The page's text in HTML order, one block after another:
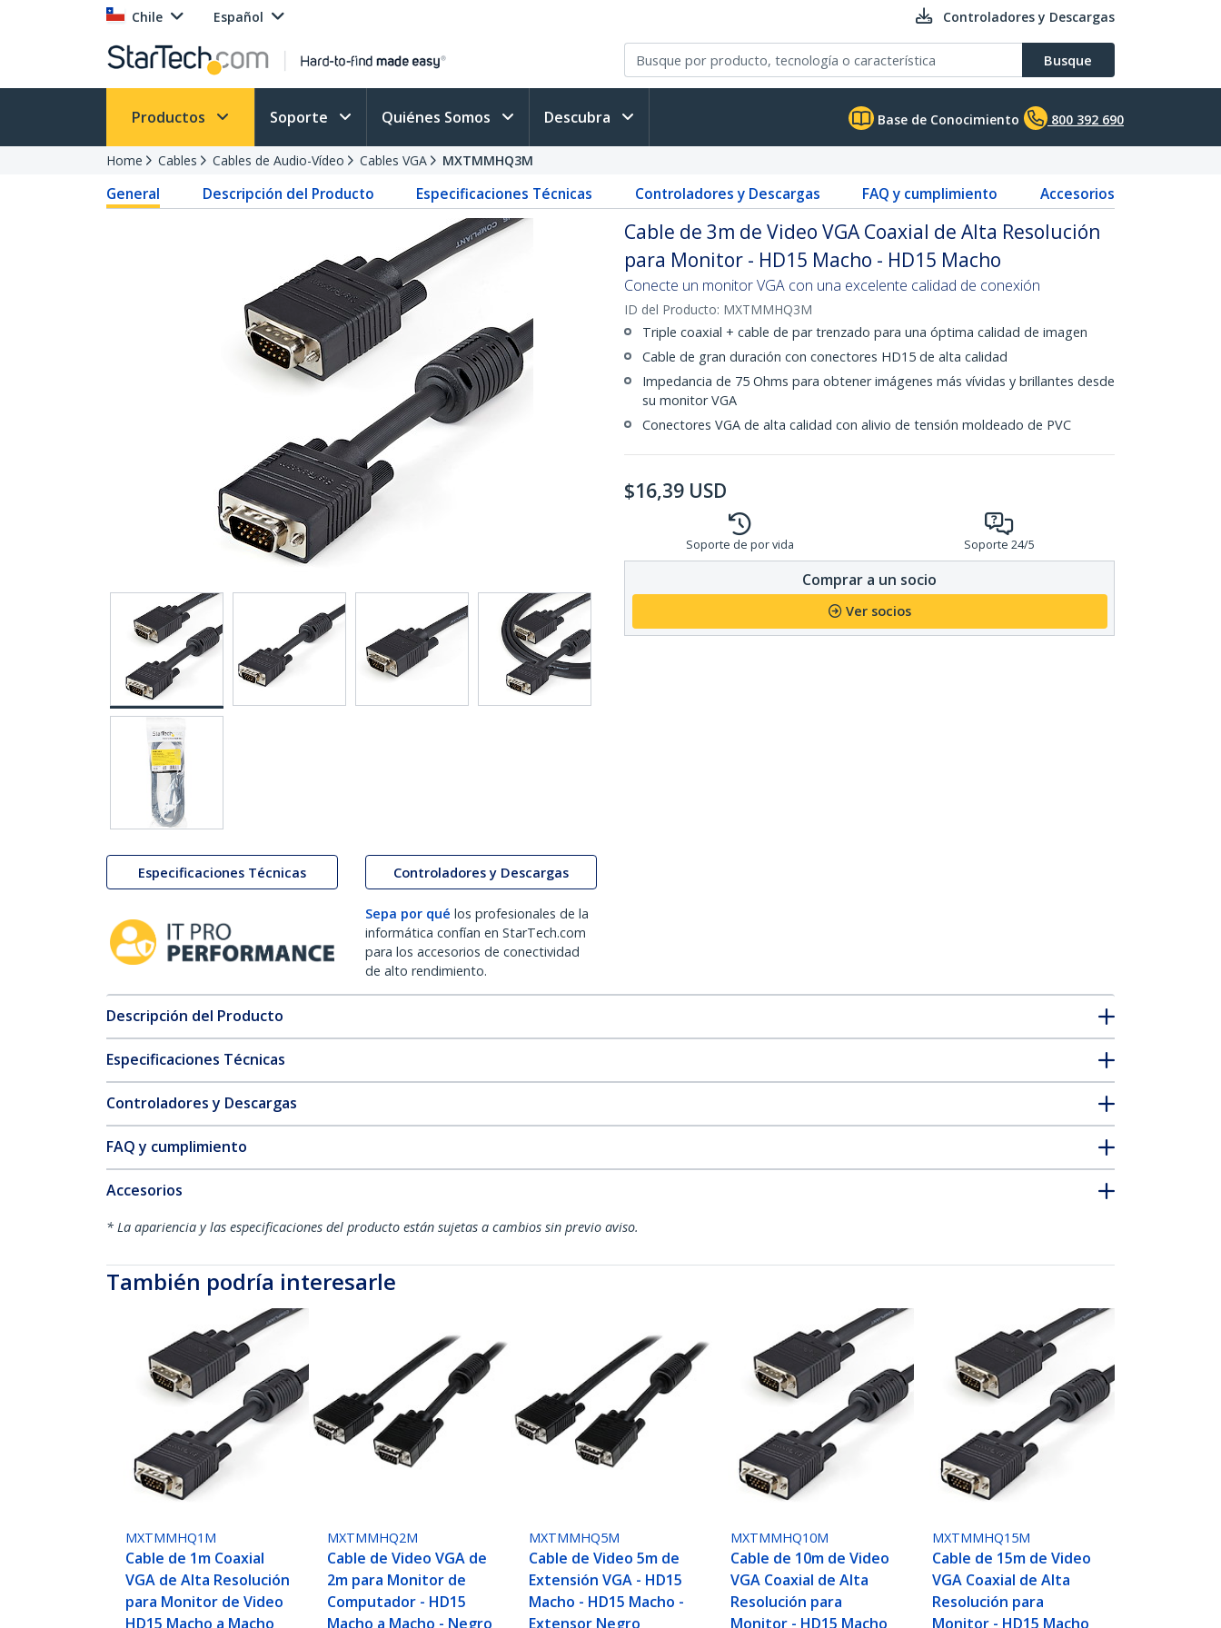
Chile Español Controladores y Descargas
Busque
Productos Soporte Quiénes Somos Descubra Base de Conocimiento 800 392 690
Home Cables Cables de Audio-Vídeo Cables VGA MXTMMHQ3M
General Descripción del Producto Especificaciones Técnicas Controladores y Descargas FAQ y cumplimiento Accesorios
Especificaciones Técnicas Controladores y Descargas
Sepa por qué los profesionales de la
informática confían en StarTech.com
para los accesorios de conectividad
de alto rendimiento.
Cable de 3m de Video VGA Coaxial de Alta Resolución
para Monitor - HD15 Macho - HD15 Macho
Conecte un monitor VGA con una excelente calidad de conexión
ID del Producto: MXTMMHQ3M
Triple coaxial + cable de par trenzado para una óptima calidad de imagen
Cable de gran duración con conectores HD15 de alta calidad
Impedancia de 75 Ohms para obtener imágenes más vívidas y brillantes desde
su monitor VGA
Conectores VGA de alta calidad con alivio de tensión moldeado de PVC
$16,39 USD
Soporte de por vida Soporte 24/5
Comprar a un socio
Ver socios
Descripción del Producto
Especificaciones Técnicas
Controladores y Descargas
FAQ y cumplimiento
Accesorios
* La apariencia y las especificaciones del producto están sujetas a cambios sin previo aviso.
También podría interesarle
MXTMMHQ1M
Cable de 1m Coaxial
VGA de Alta Resolución
para Monitor de Video
HD15 Macho a Macho
MXTMMHQ2M
Cable de Video VGA de
2m para Monitor de
Computador - HD15
Macho a Macho - Negro
MXTMMHQ5M
Cable de Video 5m de
Extensión VGA - HD15
Macho - HD15 Macho -
Extensor Negro
MXTMMHQ10M
Cable de 10m de Video
VGA Coaxial de Alta
Resolución para
Monitor - HD15 Macho
MXTMMHQ15M
Cable de 15m de Video
VGA Coaxial de Alta
Resolución para
Monitor - HD15 Macho